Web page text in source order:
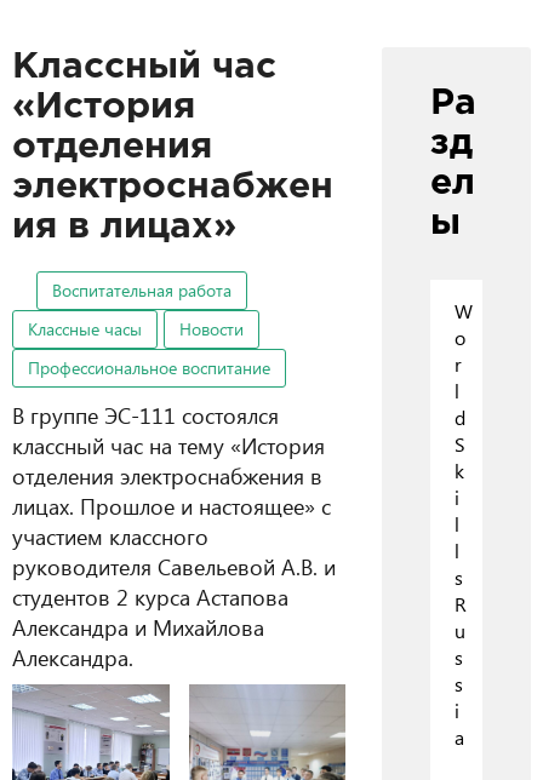
Классный час
«История
отделения
электроснабжен
ия в лицах»
Воспитательная работа
Классные часы
Новости
Профессиональное воспитание
В группе ЭС-111 состоялся
классный час на тему «История
отделения электроснабжения в
лицах. Прошлое и настоящее» с
участием классного
руководителя Савельевой А.В. и
студентов 2 курса Астапова
Александра и Михайлова
Александра.
Ра
зд
ел
ы
W
o
r
l
d
S
k
i
l
l
s
R
u
s
s
i
a